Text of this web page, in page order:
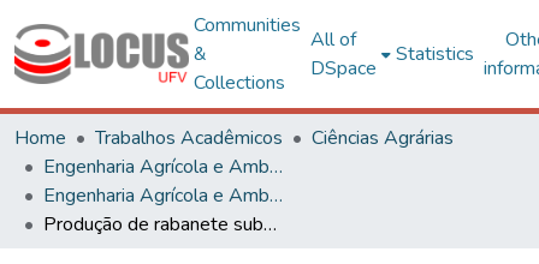
Communities
&
Collections
All of
DSpace
Statistics
Home Trabalhos Acadêmicos
Ciências Agrárias
Engenharia Agrícola e Ambiental
Engenharia Agrícola e Ambiental - TCCs de Graduação
Produção de rabanete submetido a diferentes lâminas de irrigação e doses de nitrogênio